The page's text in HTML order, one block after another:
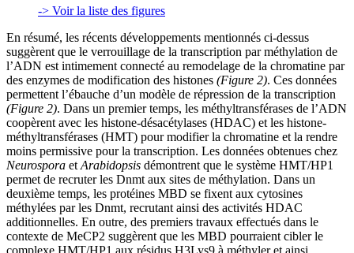
-> Voir la liste des figures
En résumé, les récents développements mentionnés ci-dessus
suggèrent que le verrouillage de la transcription par méthylation de
l’ADN est intimement connecté au remodelage de la chromatine par
des enzymes de modification des histones (Figure 2). Ces données
permettent l’ébauche d’un modèle de répression de la transcription
(Figure 2). Dans un premier temps, les méthyltransférases de l’ADN
coopèrent avec les histone-désacétylases (HDAC) et les histone-
méthyltransférases (HMT) pour modifier la chromatine et la rendre
moins permissive pour la transcription. Les données obtenues chez
Neurospora etArabidopsis démontrent que le système HMT/HP1
permet de recruter les Dnmt aux sites de méthylation. Dans un
deuxième temps, les protéines MBD se fixent aux cytosines
méthylées par les Dnmt, recrutant ainsi des activités HDAC
additionnelles. En outre, des premiers travaux effectués dans le
contexte de MeCP2 suggèrent que les MBD pourraient cibler le